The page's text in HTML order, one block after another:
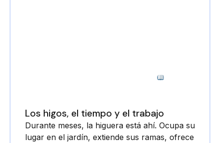
Los higos, el tiempo y el trabajo
Durante meses, la higuera está ahí. Ocupa su
lugar en el jardín, extiende sus ramas, ofrece